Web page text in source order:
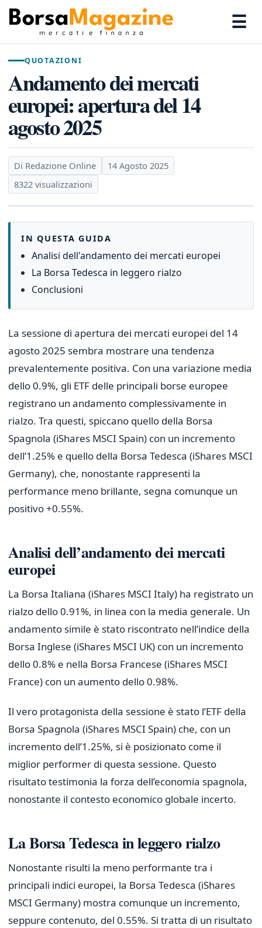
☰
QUOTAZIONI
Andamento dei mercati
europei: apertura del 14
agosto 2025
Di Redazione Online
14 Agosto 2025
8322 visualizzazioni
IN QUESTA GUIDA
Analisi dell'andamento dei mercati europei
La Borsa Tedesca in leggero rialzo
Conclusioni
La sessione di apertura dei mercati europei del 14
agosto 2025 sembra mostrare una tendenza
prevalentemente positiva. Con una variazione media
dello 0.9%, gli ETF delle principali borse europee
registrano un andamento complessivamente in
rialzo. Tra questi, spiccano quello della Borsa
Spagnola (iShares MSCI Spain) con un incremento
dell’1.25% e quello della Borsa Tedesca (iShares MSCI
Germany), che, nonostante rappresenti la
performance meno brillante, segna comunque un
positivo +0.55%.
Analisi dell’andamento dei mercati
europei
La Borsa Italiana (iShares MSCI Italy) ha registrato un
rialzo dello 0.91%, in linea con la media generale. Un
andamento simile è stato riscontrato nell’indice della
Borsa Inglese (iShares MSCI UK) con un incremento
dello 0.8% e nella Borsa Francese (iShares MSCI
France) con un aumento dello 0.98%.
Il vero protagonista della sessione è stato l’ETF della
Borsa Spagnola (iShares MSCI Spain) che, con un
incremento dell’1.25%, si è posizionato come il
miglior performer di questa sessione. Questo
risultato testimonia la forza dell’economia spagnola,
nonostante il contesto economico globale incerto.
La Borsa Tedesca in leggero rialzo
Nonostante risulti la meno performante tra i
principali indici europei, la Borsa Tedesca (iShares
MSCI Germany) mostra comunque un incremento,
seppure contenuto, del 0.55%. Si tratta di un risultato